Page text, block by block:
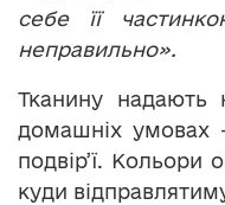
себе її
неправильно».
Тканину надають
домашніх умовах
подвір’ї. Кольори
куди